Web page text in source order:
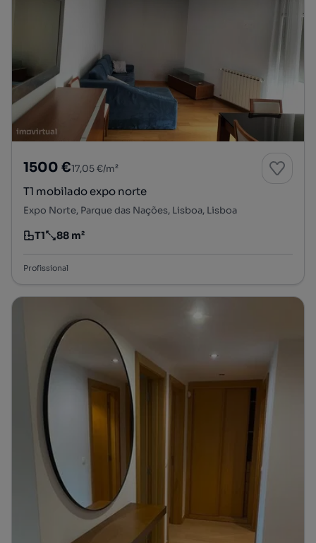
1500 €17,05 €/m²
T1 mobilado expo norte
Expo Norte, Parque das Nações, Lisboa, Lisboa
Tipologia
T1
Preço por metro quadrado
88 m²
Profissional